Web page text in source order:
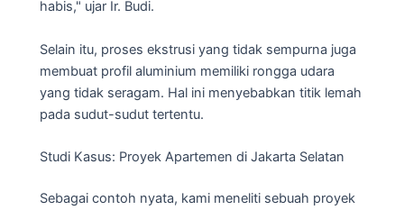
habis," ujar Ir. Budi.
Selain itu, proses ekstrusi yang tidak sempurna juga
membuat profil aluminium memiliki rongga udara
yang tidak seragam. Hal ini menyebabkan titik lemah
pada sudut-sudut tertentu.
Studi Kasus: Proyek Apartemen di Jakarta Selatan
Sebagai contoh nyata, kami meneliti sebuah proyek